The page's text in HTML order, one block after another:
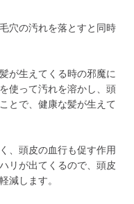
穴の汚れを落とすと同時
が生えてくる時の邪魔に
使って汚れを溶かし、頭
とで、健康な髪が生えて
、頭皮の血行も促す作用
リが出てくるので、頭皮
減します。